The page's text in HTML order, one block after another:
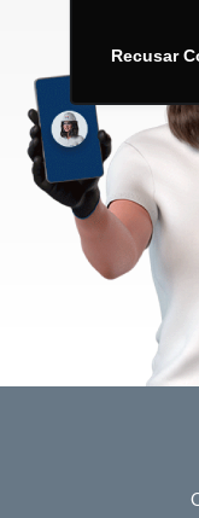
Recusar